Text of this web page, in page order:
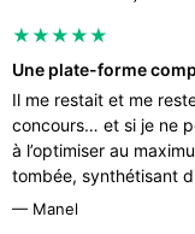
★★★★★
Une plate-forme
Il me restait et me
concours… et si je ne
à l’optimiser au
tombée, synthétisant
— Manel